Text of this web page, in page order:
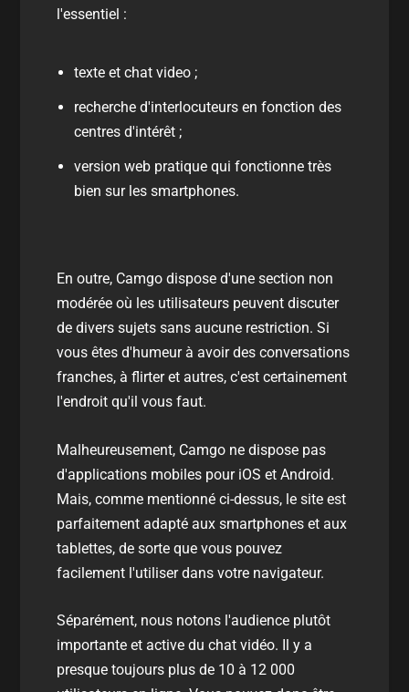
l'essentiel :
texte et chat video ;
recherche d'interlocuteurs en fonction des
centres d'intérêt ;
version web pratique qui fonctionne très
bien sur les smartphones.
En outre, Camgo dispose d'une section non
modérée où les utilisateurs peuvent discuter
de divers sujets sans aucune restriction. Si
vous êtes d'humeur à avoir des conversations
franches, à flirter et autres, c'est certainement
l'endroit qu'il vous faut.
Malheureusement, Camgo ne dispose pas
d'applications mobiles pour iOS et Android.
Mais, comme mentionné ci-dessus, le site est
parfaitement adapté aux smartphones et aux
tablettes, de sorte que vous pouvez
facilement l'utiliser dans votre navigateur.
Séparément, nous notons l'audience plutôt
importante et active du chat vidéo. Il y a
presque toujours plus de 10 à 12 000